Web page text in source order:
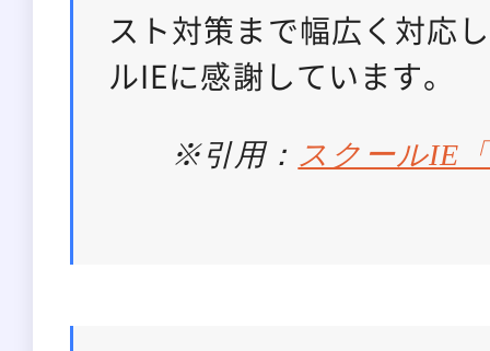
スト対策まで幅広く対応
ルIEに感謝しています。
※引用： スクールIE